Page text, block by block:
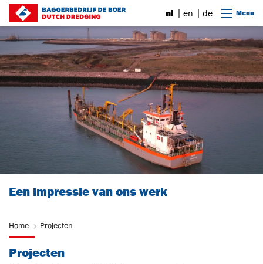
Ga naar content
nl en de Menu
Een impressie van ons werk
Home Projecten
Projecten